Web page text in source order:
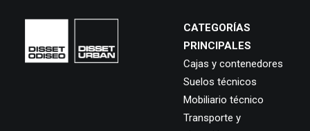
CATEGORÍAS
PRINCIPALES
Cajas y contenedores
Suelos técnicos
Mobiliario técnico
Transporte y